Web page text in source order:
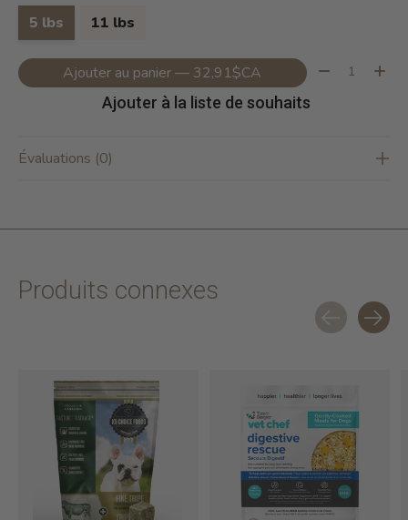
5 lbs 11 lbs
Ajouter au panier — 32,91$CA Quantité:
Ajouter à la liste de souhaits
Évaluations (0)
Produits connexes